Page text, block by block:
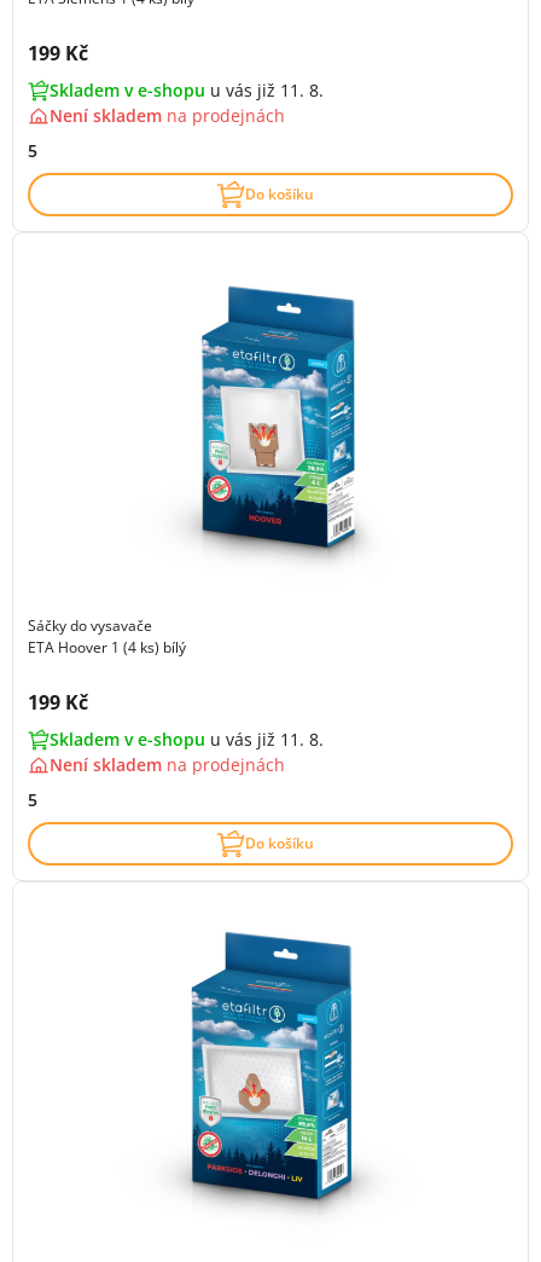
Cena s DPH:
199 Kč
Skladem v e-shopu u vás již 11. 8.
Není skladem na prodejnách
5
Do košíku
Sáčky do vysavače
ETA Hoover 1 (4 ks) bílý
Cena s DPH:
199 Kč
Skladem v e-shopu u vás již 11. 8.
Není skladem na prodejnách
5
Do košíku